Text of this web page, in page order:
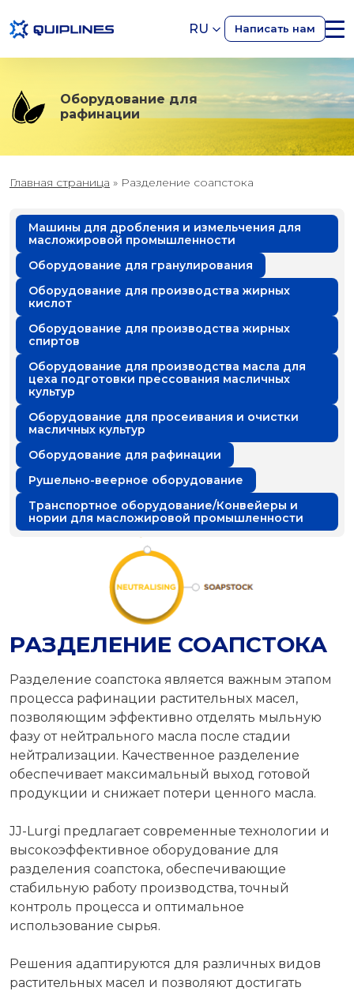
RU Написать нам
Оборудование для
рафинации
Главная страница » Разделение соапстока
Машины для дробления и измельчения для
масложировой промышленности
Оборудование для гранулирования
Оборудование для производства жирных
кислот
Оборудование для производства жирных
спиртов
Оборудование для производства масла для
цеха подготовки прессования масличных
культур
Оборудование для просеивания и очистки
масличных культур
Оборудование для рафинации
Рушельно-веерное оборудование
Транспортное оборудование/Конвейеры и
нории для масложировой промышленности
РАЗДЕЛЕНИЕ СОАПСТОКА
Разделение соапстока является важным этапом
процесса рафинации растительных масел,
позволяющим эффективно отделять мыльную
фазу от нейтрального масла после стадии
нейтрализации. Качественное разделение
обеспечивает максимальный выход готовой
продукции и снижает потери ценного масла.
JJ-Lurgi предлагает современные технологии и
высокоэффективное оборудование для
разделения соапстока, обеспечивающие
стабильную работу производства, точный
контроль процесса и оптимальное
использование сырья.
Решения адаптируются для различных видов
растительных масел и позволяют достигать